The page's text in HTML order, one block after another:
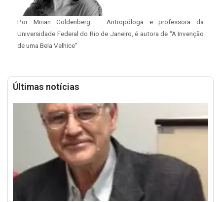
Por Mirian Goldenberg – Antropóloga e professora da
Universidade Federal do Rio de Janeiro, é autora de “A Invenção
de uma Bela Velhice”
Últimas notícias